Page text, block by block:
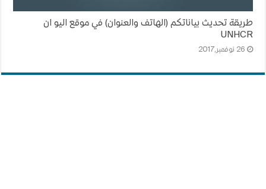
طريقة تحديث بياناتكم (الهاتف والعنوان) في موقع اليو ان
UNHCR
26 نوفمبر,2017